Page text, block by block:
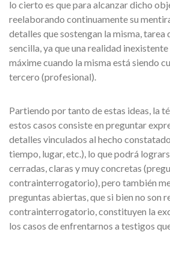
lo cierto es que para alcanzar dicho
reelaborando continuamente su
detalles que sostengan la misma, tarea
sencilla, ya que una realidad
máxime cuando la misma está siendo
tercero (profesional).
Partiendo por tanto de estas ideas, la
estos casos consiste en preguntar
detalles vinculados al hecho
tiempo, lugar, etc.), lo que podrá
cerradas, claras y muy concretas
contrainterrogatorio), pero también
preguntas abiertas, que si bien no son
contrainterrogatorio, constituyen la
los casos de enfrentarnos a testigos